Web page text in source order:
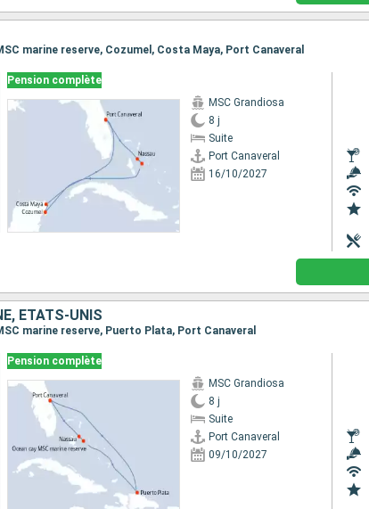
marine reserve, Cozumel, Costa Maya, Port Canaveral
Pension complète
MSC Grandiosa
8 j
Suite
Port Canaveral
16/10/2027
ÉTATS-UNIS
marine reserve, Puerto Plata, Port Canaveral
Pension complète
MSC Grandiosa
8 j
Suite
Port Canaveral
09/10/2027